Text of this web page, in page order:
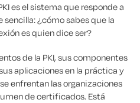
es el sistema que responde a
sencilla:¿cómo sabes que la
es quien dice ser?
de la PKI, sus componentes
aplicaciones en la práctica y
enfrentan las organizaciones
de certificados. Está